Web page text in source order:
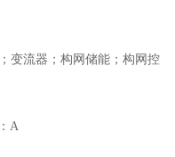
变流器；构网储能；构网控
：A